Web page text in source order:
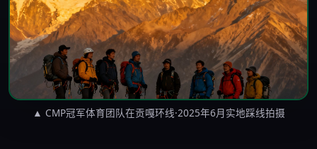
▲ CMP冠军体育团队在贡嘎环线·2025年6月实地踩线拍摄